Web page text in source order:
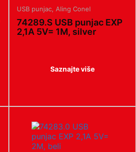
USB punjac, Aling Conel
74289.S USB punjac EXP
2,1A 5V= 1M, silver
Saznajte više